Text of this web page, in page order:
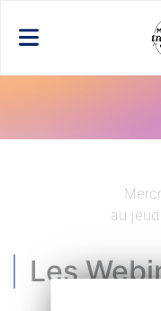
au
Les
Panneau de gestion des